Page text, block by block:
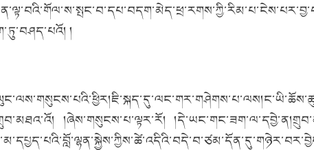
།
།ཞེས་གསུངས་པ་ལྟར་རོ།